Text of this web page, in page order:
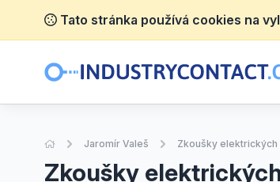
Tato stránka používá cookies na
Úvodní stránka
Jaromír Valeš Zkoušky elektrických
Zkoušky